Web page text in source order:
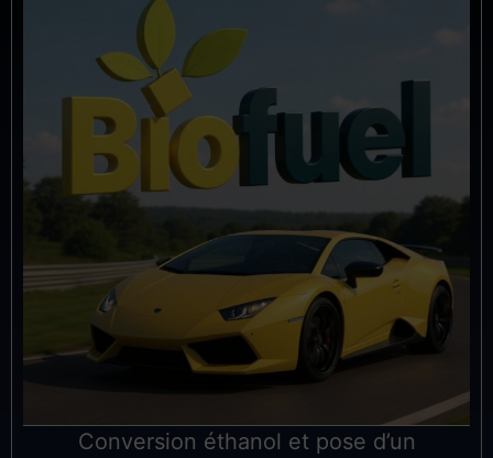
Conversion éthanol et pose d’un